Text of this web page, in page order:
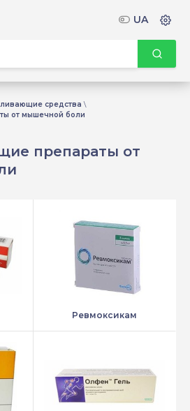
средства
от мышечной боли
препараты от
Ревмоксикам
UA